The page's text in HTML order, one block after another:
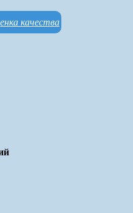
качества